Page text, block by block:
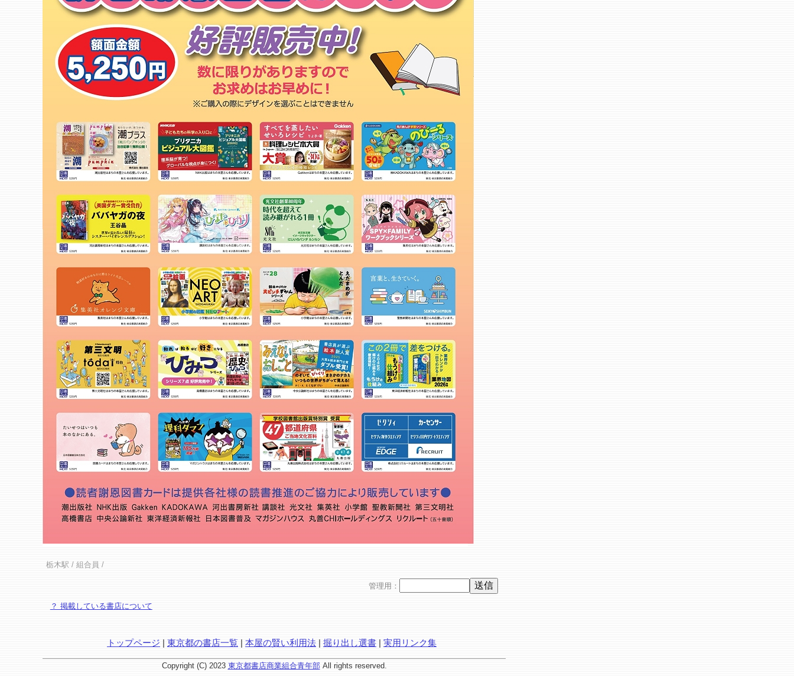
ＷｏｎｄｅｒＧＯＯ 下野店
童夢書店 宇都宮４号店
栃木駅 / 組合員 /
管理用：
？ 掲載している書店について
トップページ | 東京都の書店一覧 | 本屋の賢い利用法 | 掘り出し選書 | 実用リンク集
Copyright (C) 2023 東京都書店商業組合青年部All rights reserved.